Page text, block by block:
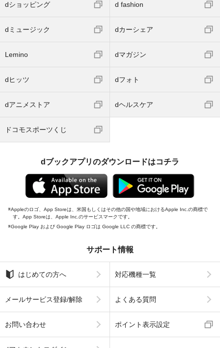
dショッピング d fashion
dミュージック dカーシェア
Lemino dマガジン
dヒッツ dフォト
dアニメストア dヘルスケア
ドコモスポーツくじ
dブックアプリのダウンロードはコチラ
Appleのロゴ、App Storeは、米国もしくはその他の国や地域におけるApple Inc.の商標で
す。App Storeは、Apple Inc.のサービスマークです。
Google Play および Google Play ロゴは Google LLC の商標です。
サポート情報
はじめての方へ 対応機種一覧
メールサービス登録/解除 よくある質問
お問い合わせ ポイント表示設定